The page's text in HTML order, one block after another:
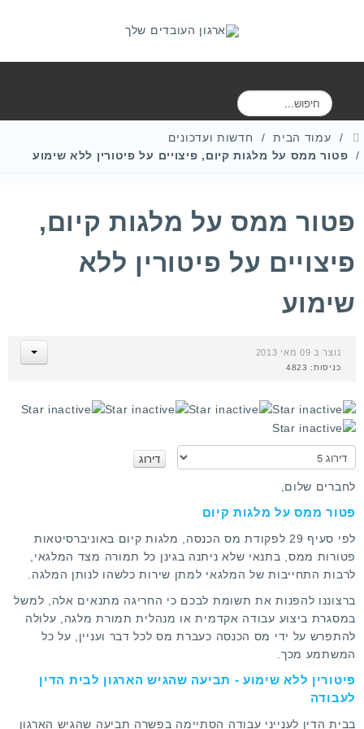
ח
י
ש
עמוד הבית
חדשות ועדכונים
פטור ממס על מלגות קיום, פיצויים על פיטורין ללא שימוע
פטור ממס על מלגות קיום,
פיצויים על פיטורין ללא
שימוע
נוצר ב 09 מאי 2013
כניסות: 4823
נ
א
ר
ג
לחברים שלום,
פטור ממס על מלגות קיום
לפי סעיף 29 לפקודת מס הכנסה, מלגות קיום באוניברסיטאות
פטורות ממס, בתנאי שלא ניתנה בגינן כל תמורה מצד המלגאי,
לרבות התחייבות של המלגאי למתן שירות כלשהו לנותן המלגה.
ברצוננו להפנות את תשומת לבכם כי החריגה מתנאים אלה, למשל
במסגרת ביצוע עבודה אקדמית או מנהלית תמורת מלגה, עלולה
להתפרש על ידי מס הכנסה כעברת מס לכל דבר ועניין, על כל
המשתמע מכך.
פיטורין ללא שימוע - תביעה שהגיש הארגון לבית הדין
לעבודה
בבית הדין לענייני עבודה הסתיימה בפשרה תביעה שהגיש הארגון